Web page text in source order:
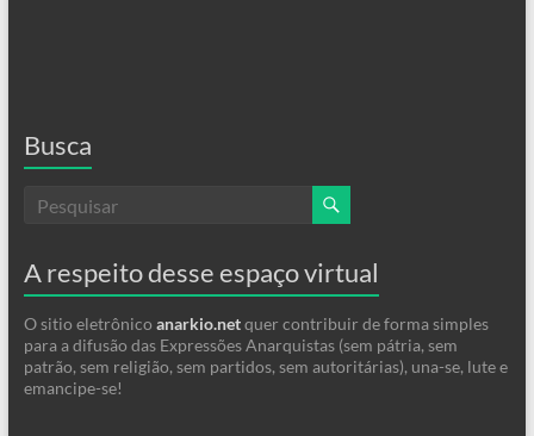
Busca
A respeito desse espaço virtual
O sitio eletrônico anarkio.netquer contribuir de forma simples
para a difusão das Expressões Anarquistas (sem pátria, sem
patrão, sem religião, sem partidos, sem autoritárias), una-se, lute e
emancipe-se!